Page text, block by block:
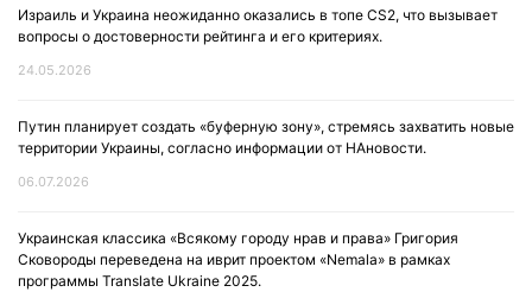
Израиль и Украина неожиданно оказались в топе CS2, что вызывает
вопросы о достоверности рейтинга и его критериях.
24.05.2026
Путин планирует создать «буферную зону», стремясь захватить новые
территории Украины, согласно информации от НАновости.
06.07.2026
Украинская классика «Всякому городу нрав и права» Григория
Сковороды переведена на иврит проектом «Nemala» в рамках
программы Translate Ukraine 2025.